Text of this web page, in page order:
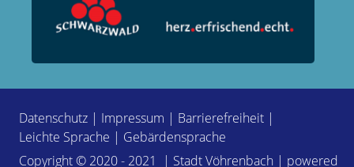
Datenschutz | Impressum | Barrierefreiheit |
Leichte Sprache | Gebärdensprache
Copyright © 2020 - 2021 | Stadt Vöhrenbach | powered